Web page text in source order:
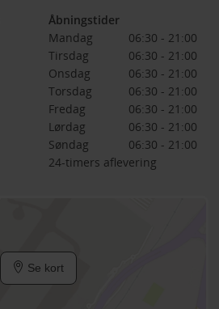
Åbningstider
Mandag
06:30 - 21:00
Tirsdag
06:30 - 21:00
Onsdag
06:30 - 21:00
Torsdag
06:30 - 21:00
Fredag
06:30 - 21:00
Lørdag
06:30 - 21:00
Søndag
06:30 - 21:00
24-timers aflevering
Se kort